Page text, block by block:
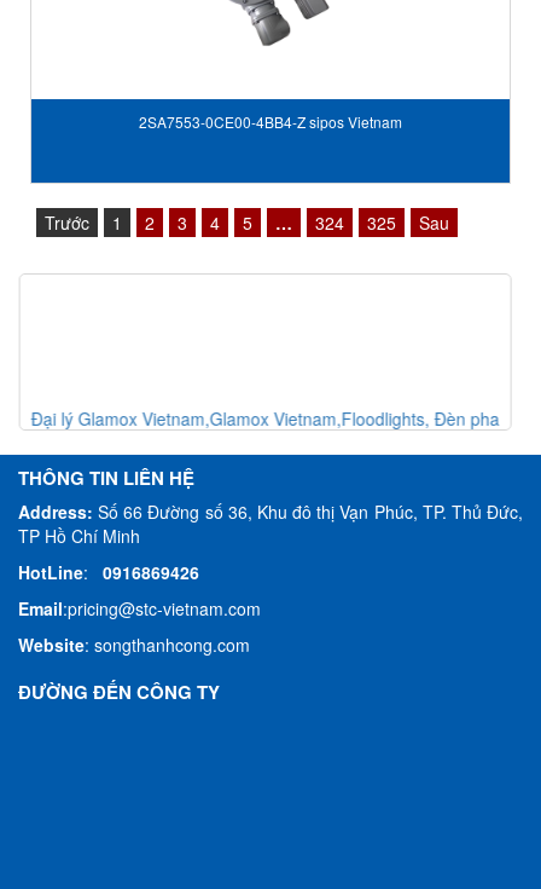
2SA7553-0CE00-4BB4-Z sipos Vietnam
Trước 1 2 3 4 5 … 324 325 Sau
Đại lý Glamox Vietnam,Glamox Vietnam,Navigation, Đèn hành
THÔNG TIN LIÊN HỆ
Address:Số 66 Đường số 36, Khu đô thị Vạn Phúc, TP. Thủ Đức,
TP Hồ Chí Minh
HotLine: 0916869426
Email:pricing@stc-vietnam.com
Website: songthanhcong.com
ĐƯỜNG ĐẾN CÔNG TY